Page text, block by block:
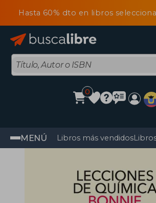
Hasta 60% dto en libros
0
MENÚ Libros más vendidos